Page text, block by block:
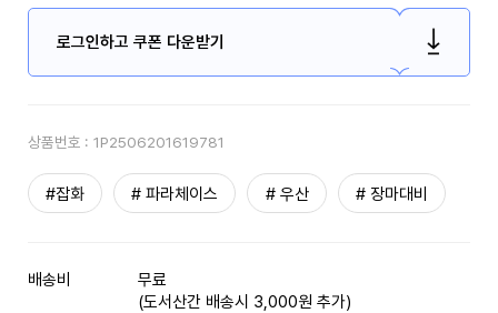
로그인하고 쿠폰 다운받기
상품번호 : 1P2506201619781
#잡화 # 파라체이스 # 우산 # 장마대비
배송비
무료
(도서산간 배송시 3,000원 추가)